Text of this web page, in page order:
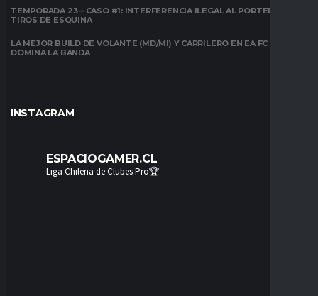
TEMPORADA 23 – CASO #1: INTERFERENCIA ILEGAL AL PORTERO EN
TIROS DE ESQUINA
LA MEJOR BUILD DE VOLANTE (MD/MI) Y CARRILERO EN EA FC 26:
DOMINA LA BANDA
INSTAGRAM
ESPACIOGAMER.CL
Liga Chilena de Clubes Pro🏆